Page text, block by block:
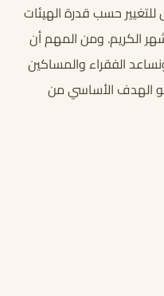
حسب قدرة الهيئات
الكريم. ومن المهم أن
الفقراء والمساكين
الهدف الأساسي من